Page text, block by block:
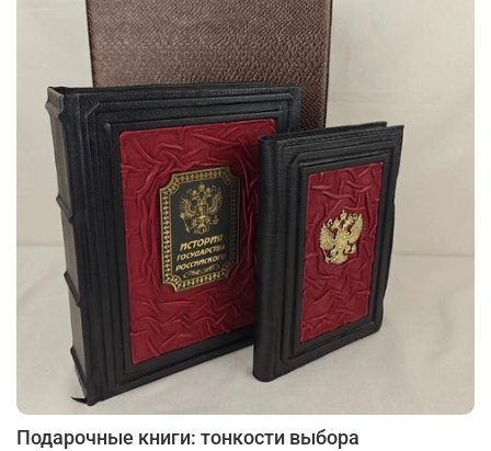
Подарочные книги: тонкости выбора